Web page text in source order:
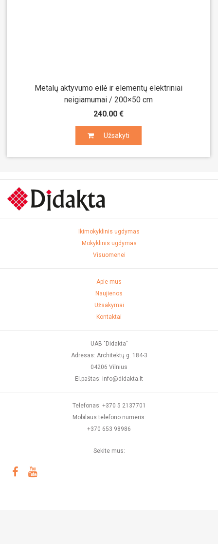
Metalų aktyvumo eilė ir elementų elektriniai
neigiamumai / 200×50 cm
240.00 €
Užsakyti
Užsakyti
Ikimokyklinis ugdymas
Mokyklinis ugdymas
Visuomenei
Apie mus
Naujienos
Užsakymai
Kontaktai
UAB "Didakta"
Adresas: Architektų g. 184-3
04206 Vilnius
El.paštas: info@didakta.lt
Telefonas: +370 5 2137701
Mobilaus telefono numeris:
+370 653 98986
Sekite mus: